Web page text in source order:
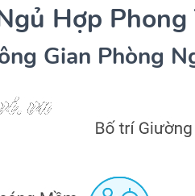
Hợp
Gian Phòng